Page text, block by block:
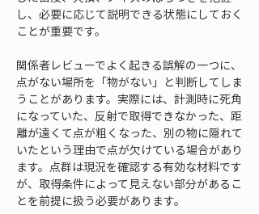
し、必要に応じて説明できる状態にしておく
ことが重要です。
関係者レビューでよく起きる誤解の一つに、
点がない場所を「物がない」と判断してしま
うことがあります。実際には、計測時に死角
になっていた、反射で取得できなかった、距
離が遠くて点が粗くなった、別の物に隠れて
いたという理由で点が欠けている場合があり
ます。点群は現況を確認する有効な材料です
が、取得条件によって見えない部分があるこ
とを前提に扱う必要があります。